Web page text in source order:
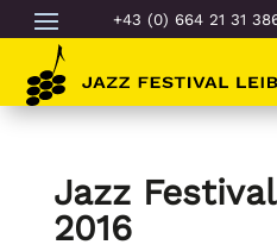
+43 (0) 664 21 31
Jazz
2016